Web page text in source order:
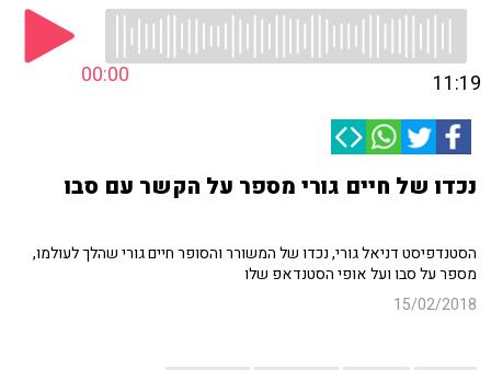
00:00 11:19
נכדו של חיים גורי מספר על הקשר עם סבו
הסטנדפיסט דניאל גורי, נכדו של המשורר והסופר חיים גורי שהלך לעולמו,
מספר על סבו ועל אופי הסטנדאפ שלו
15/02/2018